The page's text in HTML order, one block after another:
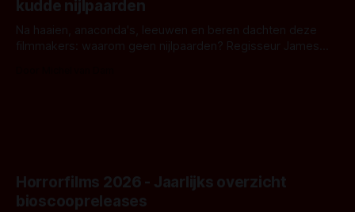
waar.
kudde nijlpaarden
Na haaien, anaconda's, leeuwen en beren dachten deze
filmmakers: waarom geen nijlpaarden? Regisseur James
Horrorfilms 2026 - Jaarlijks overzicht
bioscoopreleases